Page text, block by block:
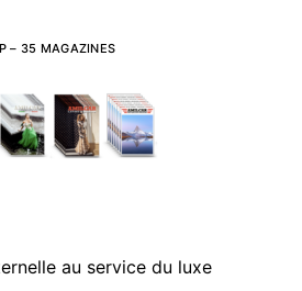
– 35 MAGAZINES
au service du luxe